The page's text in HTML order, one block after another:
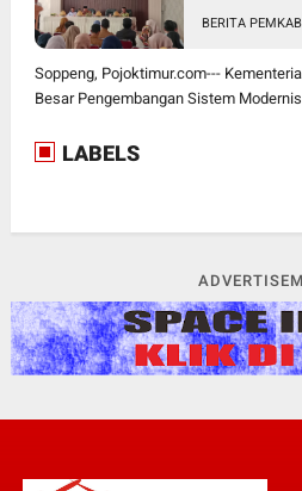
BERITA
Soppeng, Pojoktimur.com---
Besar Pengembangan Sistem
LABELS